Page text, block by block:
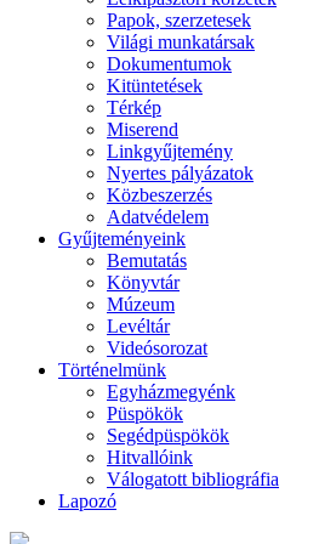
Papok, szerzetesek
Világi munkatársak
Dokumentumok
Kitüntetések
Térkép
Miserend
Linkgyűjtemény
Nyertes pályázatok
Közbeszerzés
Adatvédelem
Gyűjteményeink
Bemutatás
Könyvtár
Múzeum
Levéltár
Videósorozat
Történelmünk
Egyházmegyénk
Püspökök
Segédpüspökök
Hitvallóink
Válogatott bibliográfia
Lapozó